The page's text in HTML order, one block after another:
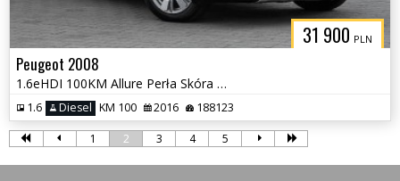
31 900 PLN
Peugeot 2008
1.6eHDI 100KM Allure Perła Skóra Ledy Navi Alu Full !!!
1.6 Diesel KM 100 2016 188123
1 2 3 4 5